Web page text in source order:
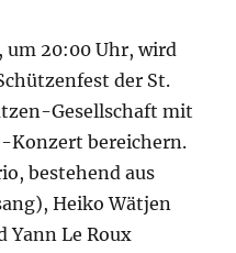
um 20:00 Uhr, wird
der St.
Gesellschaft mit
Konzert bereichern.
bestehend aus
Heiko Wätjen
Yann Le Roux